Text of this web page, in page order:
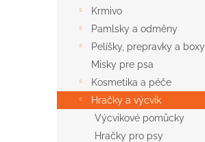
Krmivo
Pamlsky a odměny
Pelíšky, prepravky a boxy
Misky pre psa
Kosmetika a péče
Hračky a výcvik
Výcvikové pomůcky
Hračky pro psy